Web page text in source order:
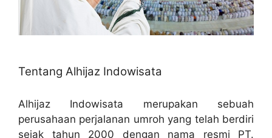
Tentang Alhijaz Indowisata
Alhijaz Indowisata merupakan sebuah
perusahaan perjalanan umroh yang telah berdiri
sejak tahun 2000 dengan nama resmi PT.